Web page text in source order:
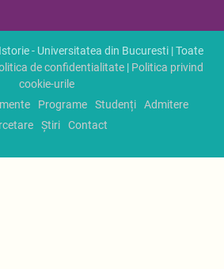
- Universitatea din Bucuresti | Toate
de confidentialitate | Politica privind
cookie-urile
Programe Studenți
Admitere
Știri Contact